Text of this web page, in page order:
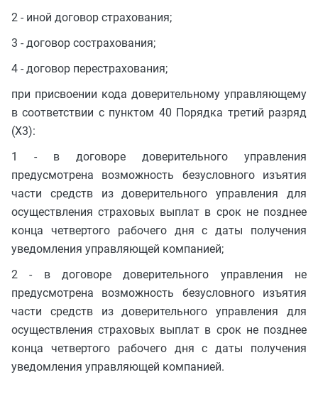
2 - иной договор страхования;
3 - договор сострахования;
4 - договор перестрахования;
при присвоении кода доверительному управляющему
в соответствии с пунктом 40 Порядка третий разряд
(X3):
1 - в договоре доверительного управления
предусмотрена возможность безусловного изъятия
части средств из доверительного управления для
осуществления страховых выплат в срок не позднее
конца четвертого рабочего дня с даты получения
уведомления управляющей компанией;
2 - в договоре доверительного управления не
предусмотрена возможность безусловного изъятия
части средств из доверительного управления для
осуществления страховых выплат в срок не позднее
конца четвертого рабочего дня с даты получения
уведомления управляющей компанией.